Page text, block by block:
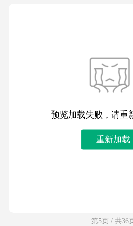
预览加载失败，请重
重新加载
第5页 / 共36